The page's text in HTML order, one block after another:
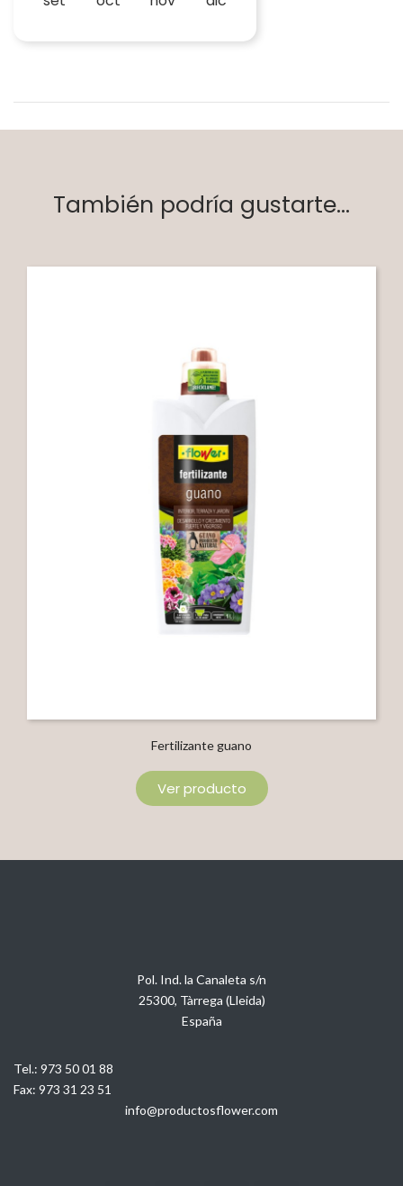
También podría gustarte...
Fertilizante guano
Ver producto
Pol. Ind. la Canaleta s/n
25300, Tàrrega (Lleida)
España
Tel.: 973 50 01 88
Fax: 973 31 23 51
info@productosflower.com